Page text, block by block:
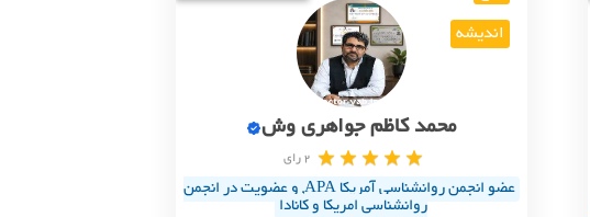
اندیشه
محمد کاظم جواهری وش
2 رای
عضو انجمن روانشناسی آمریکا APA, و عضویت در انجمن
روانشناسی امریکا و کانادا